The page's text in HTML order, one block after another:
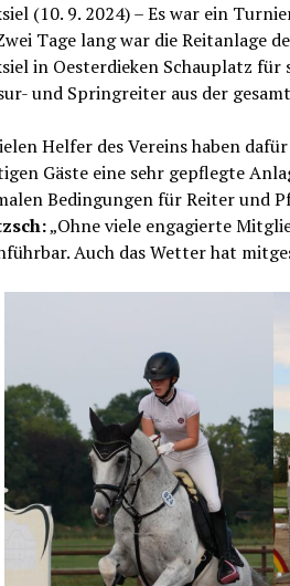
(10. 9. 2024) – Es war ein
Tage lang war die Reitanlage
in Oesterdieken Schauplatz
und Springreiter aus der
Helfer des Vereins haben
Gäste eine sehr gepflegte
Bedingungen für Reiter und
„Ohne viele engagierte
Auch das Wetter hat